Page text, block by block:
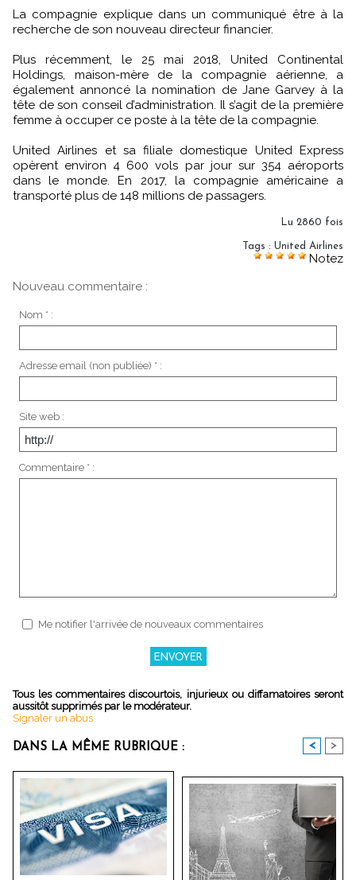
La compagnie explique dans un communiqué être à la
recherche de son nouveau directeur financier.
Plus récemment, le 25 mai 2018, United Continental
Holdings, maison-mère de la compagnie aérienne, a
également annoncé la nomination de Jane Garvey à la
tête de son conseil d’administration. Il s’agit de la première
femme à occuper ce poste à la tête de la compagnie.
United Airlines et sa filiale domestique United Express
opèrent environ 4 600 vols par jour sur 354 aéroports
dans le monde. En 2017, la compagnie américaine a
transporté plus de 148 millions de passagers.
Lu 2860 fois
Tags : United Airlines
Notez
Nouveau commentaire :
Nom * :
Adresse email (non publiée) * :
Site web :
Commentaire * :
Me notifier l'arrivée de nouveaux commentaires
Tous les commentaires discourtois, injurieux ou diffamatoires seront
aussitôt supprimés par le modérateur.
Signaler un abus
DANS LA MÊME RUBRIQUE : < >